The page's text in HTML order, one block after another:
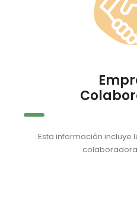
Esta información incluye